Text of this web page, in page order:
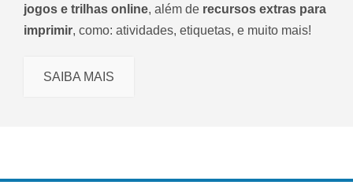
jogos e trilhas online, além de recursos extras para
imprimir, como: atividades, etiquetas, e muito mais!
SAIBA MAIS